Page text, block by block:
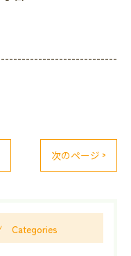
次のページ >
Categories